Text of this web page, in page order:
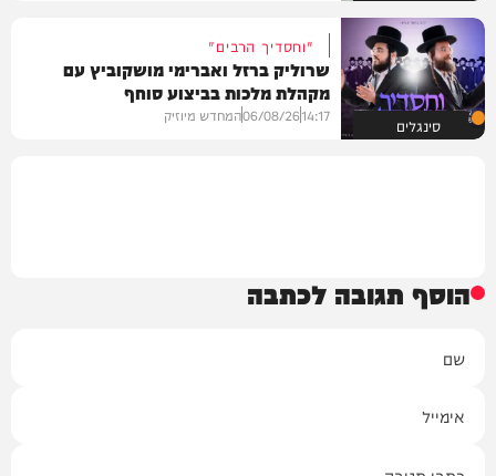
סינגלים
"וחסדיך הרבים"
שרוליק ברזל ואברימי מושקוביץ עם
מקהלת מלכות בביצוע סוחף
14:17
06/08/26המחדש מיוזיק
הוסף תגובה לכתבה